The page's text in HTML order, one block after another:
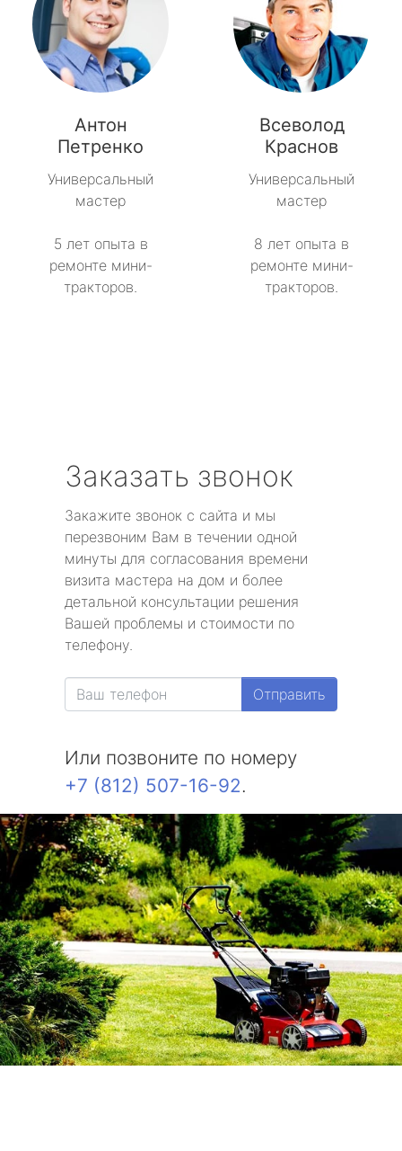
Антон
Петренко
Универсальный
мастер
5 лет опыта в
ремонте мини-
тракторов.
Всеволод
Краснов
Универсальный
мастер
8 лет опыта в
ремонте мини-
тракторов.
Заказать звонок
Закажите звонок с сайта и мы
перезвоним Вам в течении одной
минуты для согласования времени
визита мастера на дом и более
детальной консультации решения
Вашей проблемы и стоимости по
телефону.
Отправить
Или позвоните по номеру
+7 (812) 507-16-92.